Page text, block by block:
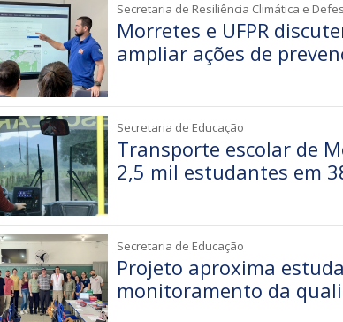
Secretaria de Resiliência Climática e
Morretes e UFPR
ampliar ações de
Secretaria de Educação
Transporte escolar de
2,5 mil estudantes em
Secretaria de Educação
Projeto aproxima
monitoramento da